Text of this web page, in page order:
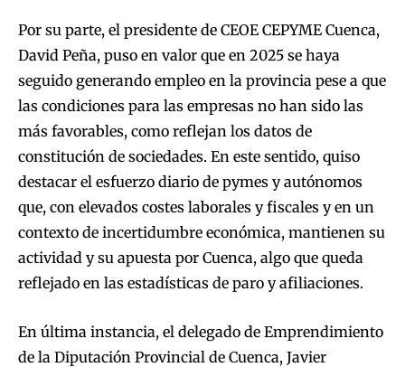
Por su parte, el presidente de CEOE CEPYME Cuenca,
David Peña, puso en valor que en 2025 se haya
seguido generando empleo en la provincia pese a que
las condiciones para las empresas no han sido las
más favorables, como reflejan los datos de
constitución de sociedades. En este sentido, quiso
destacar el esfuerzo diario de pymes y autónomos
que, con elevados costes laborales y fiscales y en un
contexto de incertidumbre económica, mantienen su
actividad y su apuesta por Cuenca, algo que queda
reflejado en las estadísticas de paro y afiliaciones.
En última instancia, el delegado de Emprendimiento
de la Diputación Provincial de Cuenca, Javier